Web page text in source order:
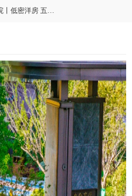
民发鑫龙·未央書院丨低密洋房 五一热销